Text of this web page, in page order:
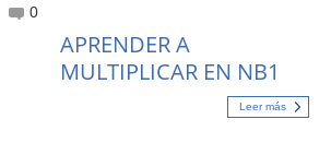
0
APRENDER A
MULTIPLICAR EN NB1
Leer más